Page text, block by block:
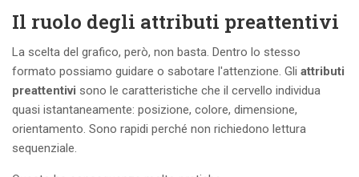
Il ruolo degli attributi preattentivi
La scelta del grafico, però, non basta. Dentro lo stesso
formato possiamo guidare o sabotare l'attenzione. Gli attributi
preattentivi sono le caratteristiche che il cervello individua
quasi istantaneamente: posizione, colore, dimensione,
orientamento. Sono rapidi perché non richiedono lettura
sequenziale.